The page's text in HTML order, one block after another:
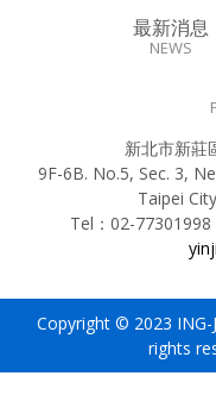
最新消息
NEWS
新北市新莊
9F-6B. No.5, Sec. 3,
Taipei
Tel： 02-
Copyright © 2023 ING-
rights